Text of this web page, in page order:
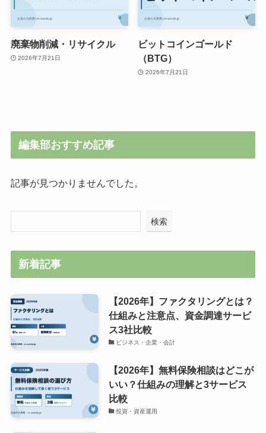
廃棄物削減・リサイクル
2026年7月21日
ビットコインゴールド
（BTG）
2026年7月21日
編集部おすすめ記事
記事が見つかりませんでした。
検索
新着記事
【2026年】ファクタリングとは？
仕組みと注意点、資金調達サービ
ス3社比較
ビジネス・企業・会計
【2026年】無料保険相談はどこが
いい？仕組みの理解と3サービス
比較
投資・資産運用